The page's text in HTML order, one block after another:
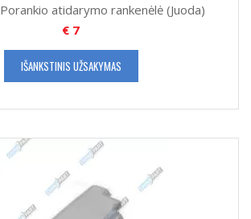
atidarymo rankenėlė (Juoda)
€ 7
IŠANKSTINIS UŽSAKYMAS